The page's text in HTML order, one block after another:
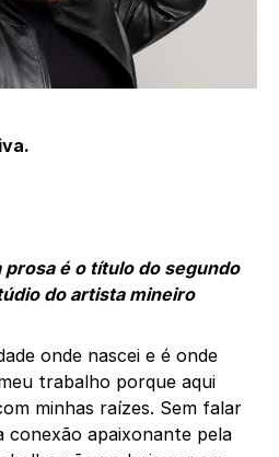
prosa é o título do segundo
do artista mineiro
onde nascei e é onde
trabalho porque aqui
minhas raízes. Sem falar
conexão apaixonante pela